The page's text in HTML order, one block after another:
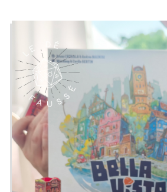
Description : Gloomhaven : Les
Mâchoires du Lion est un jeu autonome
qui se déroule avant les événements de
Gloomhaven. Le jeu s'adresse à un
public plus large que son prédécesseur,
puisque la dernière barrière à l'entrée -
c'est-à-dire l'apprentissage du jeu - a
été allégée grâce à un ensemble de
règles simplifiées et à un tutoriel de cinq
scénarios qui faciliteront la tâche des
nouveaux joueurs.
Emission présentée parAlex &Zephiriel
Générique par
Adrien Larouzée